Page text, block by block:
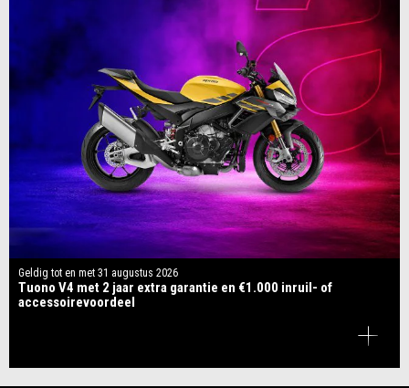
Geldig tot en met 31 augustus 2026
Tuono V4 met 2 jaar extra garantie en €1.000 inruil- of
accessoirevoordeel